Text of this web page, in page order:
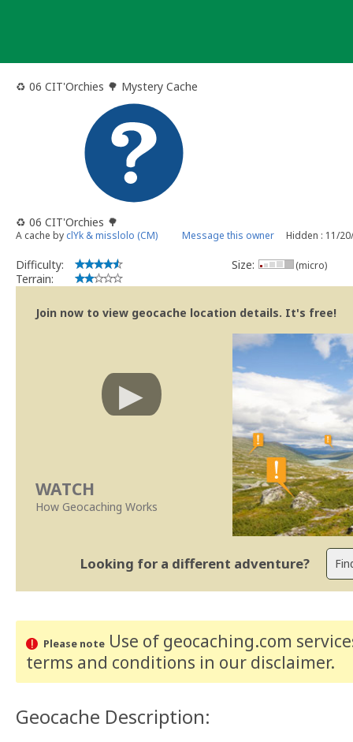
♻ 06 CIT'Orchies 🌳 Mystery Cache
♻ 06 CIT'Orchies 🌳
A cache by clYk & misslolo (CM) Message this owner Hidden : 11/
Difficulty:
Terrain:
Size: (micro)
Join now to view geocache location details. It's free!
WATCH
How Geocaching Works
Looking for a different adventure?
Please noteUse of geocaching.com
terms and conditions in our disclaimer.
Geocache Description: